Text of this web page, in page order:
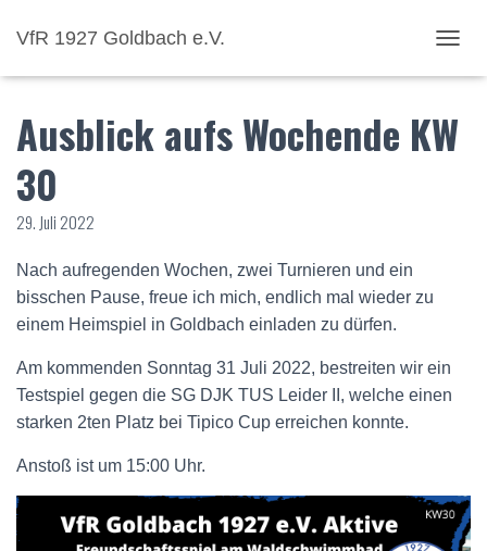
VfR 1927 Goldbach e.V.
Ausblick aufs Wochende KW
30
29. Juli 2022
Nach aufregenden Wochen, zwei Turnieren und ein
bisschen Pause, freue ich mich, endlich mal wieder zu
einem Heimspiel in Goldbach einladen zu dürfen.
Am kommenden Sonntag 31 Juli 2022, bestreiten wir ein
Testspiel gegen die SG DJK TUS Leider II, welche einen
starken 2ten Platz bei Tipico Cup erreichen konnte.
Anstoß ist um 15:00 Uhr.